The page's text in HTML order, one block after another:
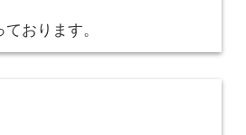
おります。